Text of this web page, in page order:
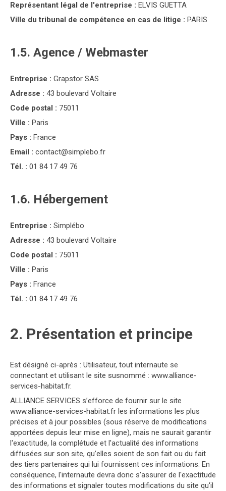
Représentant légal de l'entreprise : ELVIS GUETTA
Ville du tribunal de compétence en cas de litige : PARIS
1.5. Agence / Webmaster
Entreprise : Grapstor SAS
Adresse : 43 boulevard Voltaire
Code postal : 75011
Ville : Paris
Pays : France
Email : contact@simplebo.fr
Tél. : 01 84 17 49 76
1.6. Hébergement
Entreprise : Simplébo
Adresse : 43 boulevard Voltaire
Code postal : 75011
Ville : Paris
Pays : France
Tél. : 01 84 17 49 76
2. Présentation et principe
Est désigné ci-après : Utilisateur, tout internaute se
connectant et utilisant le site susnommé : www.alliance-
services-habitat.fr.
ALLIANCE SERVICES s’efforce de fournir sur le site
www.alliance-services-habitat.fr les informations les plus
précises et à jour possibles (sous réserve de modifications
apportées depuis leur mise en ligne), mais ne saurait garantir
l'exactitude, la complétude et l'actualité des informations
diffusées sur son site, qu’elles soient de son fait ou du fait
des tiers partenaires qui lui fournissent ces informations. En
conséquence, l'internaute devra donc s'assurer de l'exactitude
des informations et signaler toutes modifications du site qu'il